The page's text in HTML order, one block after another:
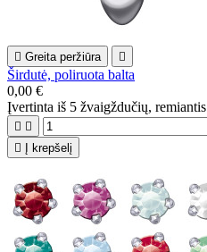
 Greita peržiūra 
Širdutė, poliruota balta
0,00 €
Įvertinta iš 5 žvaigždučių, remiantis
 

Į krepšelį